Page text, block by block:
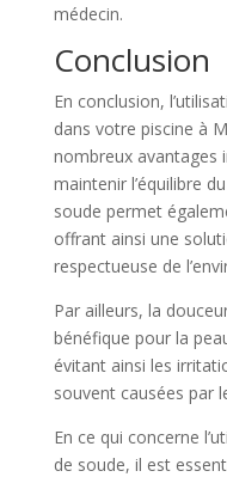
médecin.
Conclusion
En conclusion,
dans votre piscine à
nombreux avantages
maintenir l’équilibre
soude permet
offrant ainsi une
respectueuse de
Par ailleurs, la
bénéfique pour la
évitant ainsi les
souvent causées par
En ce qui concerne
de soude, il est